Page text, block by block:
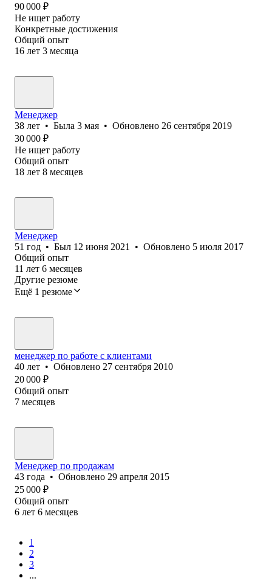
90 000 ₽
Не ищет работу
Конкретные достижения
Общий опыт
16 лет 3 месяца
Менеджер
38 лет • Была 3 мая • Обновлено 26 сентября 2019
30 000 ₽
Не ищет работу
Общий опыт
18 лет 8 месяцев
Менеджер
51 год • Был 12 июня 2021 • Обновлено 5 июля 2017
Общий опыт
11 лет 6 месяцев
Другие резюме
Ещё 1 резюме
менеджер по работе с клиентами
40 лет • Обновлено 27 сентября 2010
20 000 ₽
Общий опыт
7 месяцев
Менеджер по продажам
43 года • Обновлено 29 апреля 2015
25 000 ₽
Общий опыт
6 лет 6 месяцев
1
2
3
...